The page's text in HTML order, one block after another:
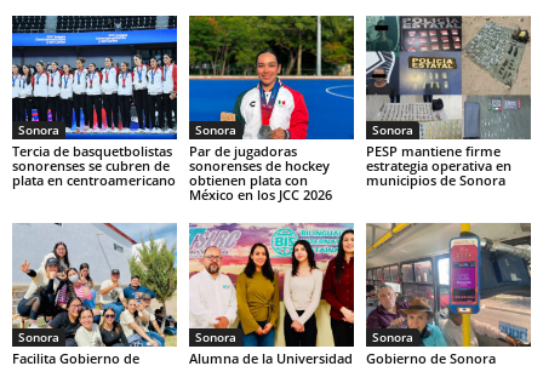
Sonora
Tercia de basquetbolistas
sonorenses se cubren de
plata en centroamericano
Sonora
Par de jugadoras
sonorenses de hockey
obtienen plata con
México en los JCC 2026
Sonora
PESP mantiene firme
estrategia operativa en
municipios de Sonora
Sonora
Facilita Gobierno de
Sonora
Alumna de la Universidad
Sonora
Gobierno de Sonora